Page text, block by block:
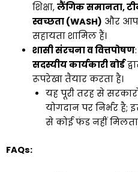
शिक्षा, लैंगिक समानता,
स्वच्छता (WASH) और
सहायता शामिल हैं।
शासी संरचना व वित्तपोषण
सदस्यीय कार्यकारी बोर्ड
रूपरेखा तैयार करता है।
यह पूरी तरह से
योगदान पर निर्भर है;
से कोई फंड नहीं मिलता
FAQs: